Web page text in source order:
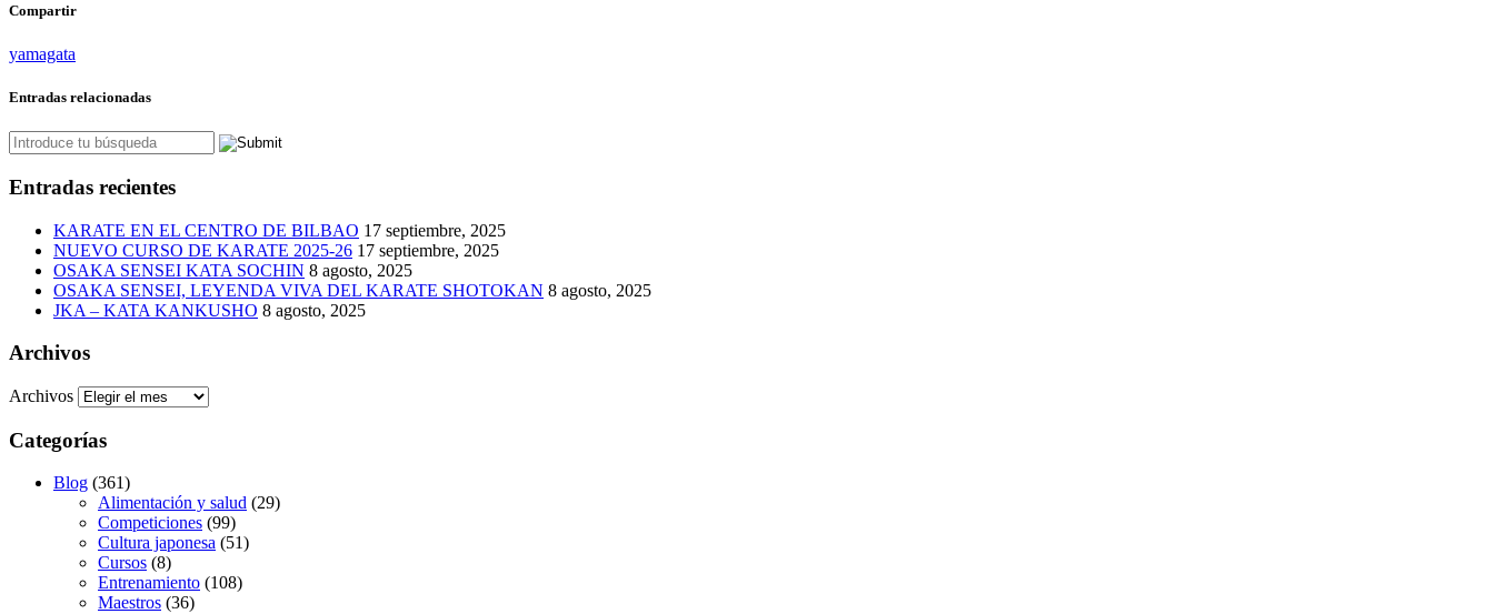
Compartir
yamagata
Entradas relacionadas
Entradas recientes
KARATE EN EL CENTRO DE BILBAO 17 septiembre, 2025
NUEVO CURSO DE KARATE 2025-26 17 septiembre, 2025
OSAKA SENSEI KATA SOCHIN 8 agosto, 2025
OSAKA SENSEI, LEYENDA VIVA DEL KARATE SHOTOKAN 8 agosto, 2025
JKA – KATA KANKUSHO 8 agosto, 2025
Archivos
Archivos
Categorías
Blog (361)
Alimentación y salud (29)
Competiciones (99)
Cultura japonesa (51)
Cursos (8)
Entrenamiento (108)
Maestros (36)